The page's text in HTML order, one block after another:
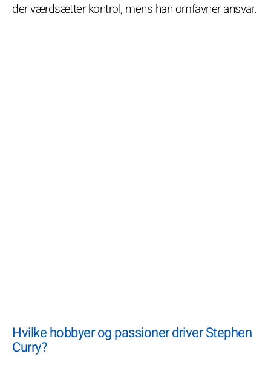
der værdsætter kontrol, mens han omfavner ansvar.
Hvilke hobbyer og passioner driver Stephen
Curry?